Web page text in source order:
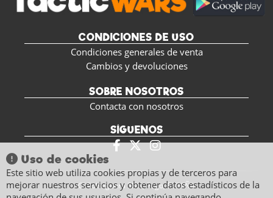
Uso de cookies
Este sitio web utiliza cookies propias y de terceros para
mejorar nuestros servicios y obtener datos estadísticos de la
CONDICIONES DE USO
Condiciones generales de venta
Cambios y devoluciones
SOBRE NOSOTROS
Contacta con nosotros
SÍGUENOS
C/ Polseguera 5BIS, Pego, ESPAÑA